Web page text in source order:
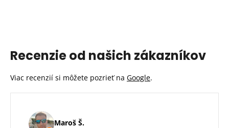
Recenzie od našich zákazníkov
Viac recenzií si môžete pozrieť na Google.
Maroš Š.